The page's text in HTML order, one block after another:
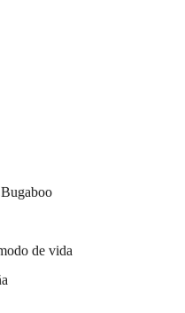
de vida